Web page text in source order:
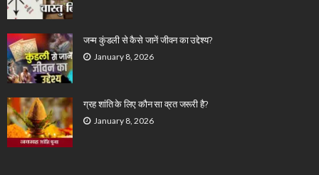
जन्म कुंडली से कैसे जानें जीवन का उद्देश्य?
January 8, 2026
ग्रह शांति के लिए कौन सा व्रत जरूरी है?
January 8, 2026